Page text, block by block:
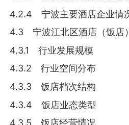
4.2.4 宁波主要酒店企业情
4.3 宁波江北区酒店（饭店
4.3.1 行业发展规模
4.3.2 行业空间分布
4.3.3 饭店档次结构
4.3.4 饭店业态类型
4.3.5 饭店经营情况